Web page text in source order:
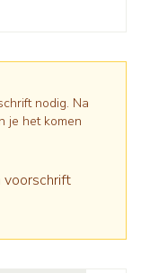
nodig. Na
je het komen